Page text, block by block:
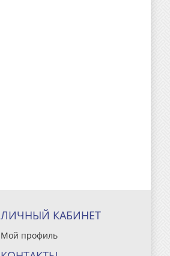
ЛИЧНЫЙ КАБИНЕТ
Мой профиль